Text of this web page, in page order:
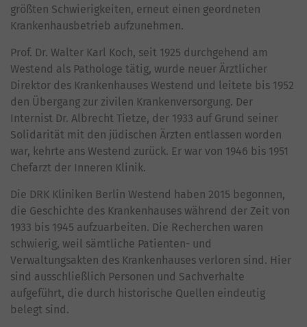
größten Schwierigkeiten, erneut einen geordneten
Krankenhausbetrieb aufzunehmen.
Prof. Dr. Walter Karl Koch, seit 1925 durchgehend am
Westend als Pathologe tätig, wurde neuer Ärztlicher
Direktor des Krankenhauses Westend und leitete bis 1952
den Übergang zur zivilen Krankenversorgung. Der
Internist Dr. Albrecht Tietze, der 1933 auf Grund seiner
Solidarität mit den jüdischen Ärzten entlassen worden
war, kehrte ans Westend zurück. Er war von 1946 bis 1951
Chefarzt der Inneren Klinik.
Die DRK Kliniken Berlin Westend haben 2015 begonnen,
die Geschichte des Krankenhauses während der Zeit von
1933 bis 1945 aufzuarbeiten. Die Recherchen waren
schwierig, weil sämtliche Patienten- und
Verwaltungsakten des Krankenhauses verloren sind. Hier
sind ausschließlich Personen und Sachverhalte
aufgeführt, die durch historische Quellen eindeutig
belegt sind.